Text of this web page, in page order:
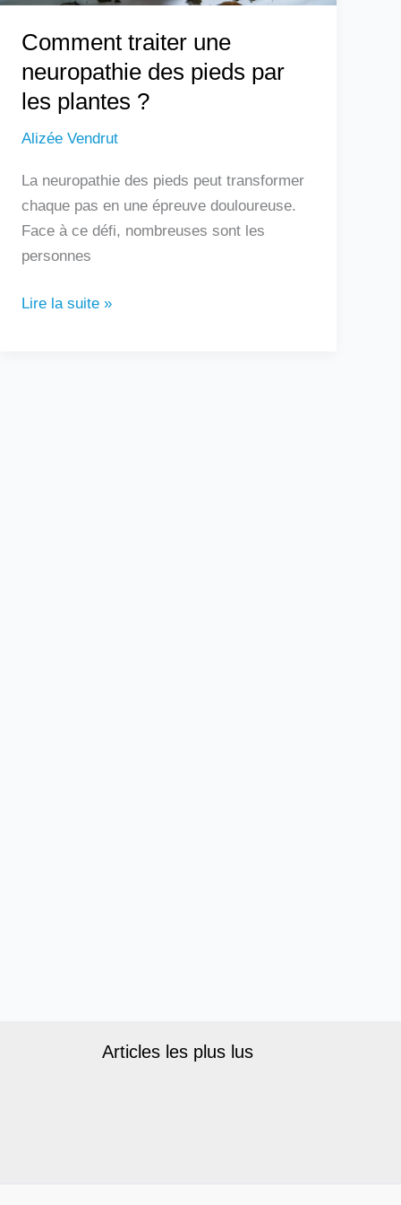
Comment traiter une
neuropathie des pieds par
les plantes ?
Alizée Vendrut
La neuropathie des pieds peut transformer
chaque pas en une épreuve douloureuse.
Face à ce défi, nombreuses sont les
personnes
Lire la suite »
Articles les plus lus